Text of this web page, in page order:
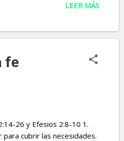
tirano. Ambos hombres
Este hombre se
LEER MÁS
fe
26 y Efesios 2:8-10 1.
cubrir las necesidades.